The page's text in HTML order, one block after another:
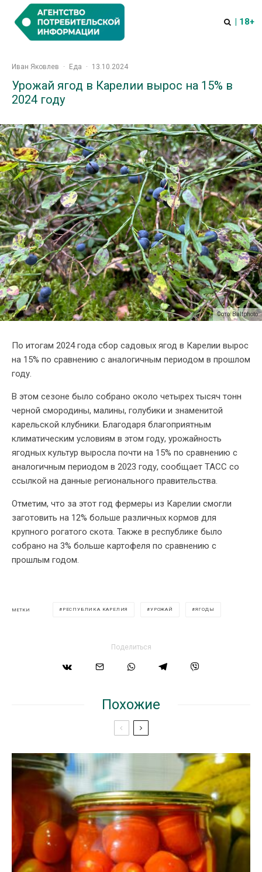
| 18+
Иван Яковлев · Еда · 13.10.2024
Урожай ягод в Карелии вырос на 15% в
2024 году
Фото: Baltphoto
По итогам 2024 года сбор садовых ягод в Карелии вырос
на 15% по сравнению с аналогичным периодом в прошлом
году.
В этом сезоне было собрано около четырех тысяч тонн
черной смородины, малины, голубики и знаменитой
карельской клубники. Благодаря благоприятным
климатическим условиям в этом году, урожайность
ягодных культур выросла почти на 15% по сравнению с
аналогичным периодом в 2023 году, сообщает ТАСС со
ссылкой на данные регионального правительства.
Отметим, что за этот год фермеры из Карелии смогли
заготовить на 12% больше различных кормов для
крупного рогатого скота. Также в республике было
собрано на 3% больше картофеля по сравнению с
прошлым годом.
МЕТКИ РЕСПУБЛИКА КАРЕЛИЯ УРОЖАЙ ЯГОДЫ
Поделиться
Похожие